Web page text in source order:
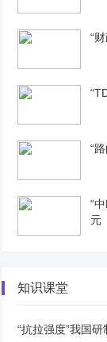
“
“
“
元
知识课堂
“抗拉强度”我国